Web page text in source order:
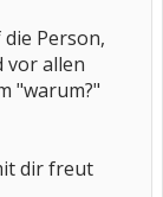
Person,
vor allen
"warum?"
dir freut